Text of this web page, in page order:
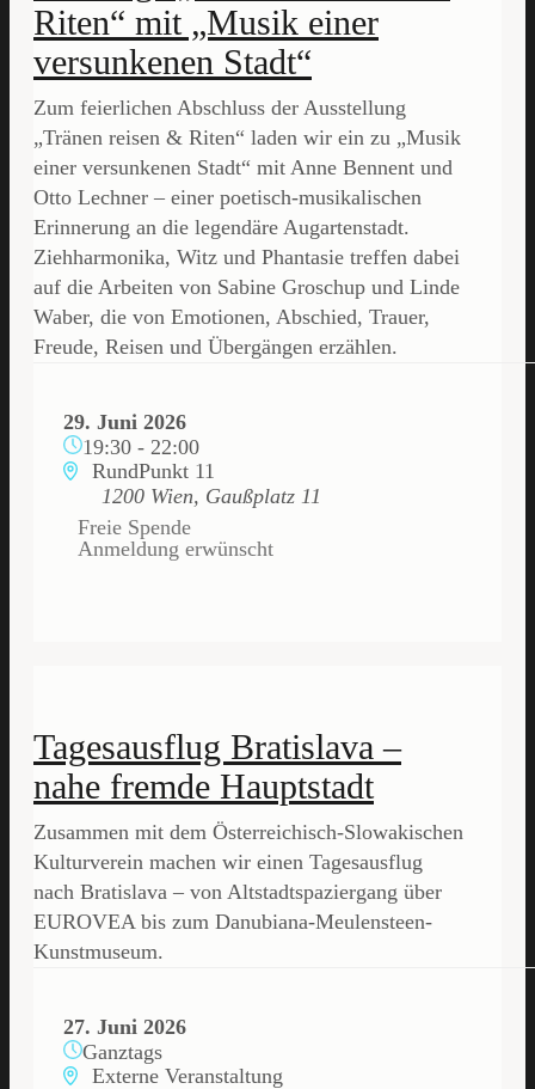
Riten“ mit „Musik einer
versunkenen Stadt“
Zum feierlichen Abschluss der Ausstellung
„Tränen reisen & Riten“ laden wir ein zu „Musik
einer versunkenen Stadt“ mit Anne Bennent und
Otto Lechner – einer poetisch-musikalischen
Erinnerung an die legendäre Augartenstadt.
Ziehharmonika, Witz und Phantasie treffen dabei
auf die Arbeiten von Sabine Groschup und Linde
Waber, die von Emotionen, Abschied, Trauer,
Freude, Reisen und Übergängen erzählen.
29. Juni 2026
19:30 - 22:00
RundPunkt 11
1200 Wien, Gaußplatz 11
Freie Spende
Anmeldung erwünscht
Tagesausflug Bratislava –
nahe fremde Hauptstadt
Zusammen mit dem Österreichisch-Slowakischen
Kulturverein machen wir einen Tagesausflug
nach Bratislava – von Altstadtspaziergang über
EUROVEA bis zum Danubiana-Meulensteen-
Kunstmuseum.
27. Juni 2026
Ganztags
Externe Veranstaltung